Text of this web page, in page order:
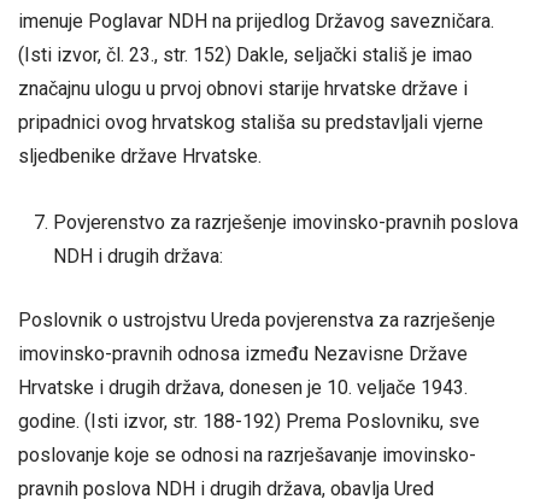
imenuje Poglavar NDH na prijedlog Državog savezničara.
(Isti izvor, čl. 23., str. 152) Dakle, seljački stališ je imao
značajnu ulogu u prvoj obnovi starije hrvatske države i
pripadnici ovog hrvatskog stališa su predstavljali vjerne
sljedbenike države Hrvatske.
Povjerenstvo za razrješenje imovinsko-pravnih poslova
NDH i drugih država:
Poslovnik o ustrojstvu Ureda povjerenstva za razrješenje
imovinsko-pravnih odnosa između Nezavisne Države
Hrvatske i drugih država, donesen je 10. veljače 1943.
godine. (Isti izvor, str. 188-192) Prema Poslovniku, sve
poslovanje koje se odnosi na razrješavanje imovinsko-
pravnih poslova NDH i drugih država, obavlja Ured